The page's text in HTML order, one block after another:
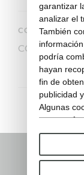
CODIGO
COVER714
garantizar
analizar el
También
podría
hayan
fin de
publicidad
Algunas
correcto
comparten
Para
de cookies.
Por favor,